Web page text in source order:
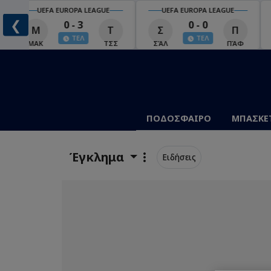
❮
UEFA EUROPA LEAGUE
Μ
ΜΑΚ
0 - 3
ΤΕΛ
Τ
ΤΣΣ
UEFA EUROPA LEAGUE
Σ
ΣΆΛ
0 - 0
ΤΕΛ
Π
ΠΆΦ
ΠΟΔΟΣΦΑΙΡΟ
Έγκλημα Ειδήσεις